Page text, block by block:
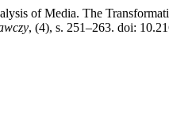
of Media. The
, (4), s. 251–263. doi: